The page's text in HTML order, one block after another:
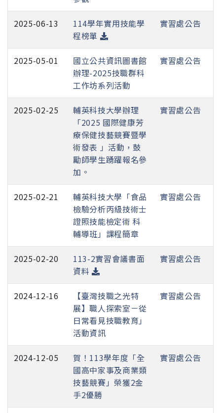
2025-06-13
114學年實用技能學
程榜單
實習處公告
2025-05-01
國立公共資訊圖書館
辦理-2025技職群科
工作坊系列活動
實習處公告
2025-02-25
輔英科技大學辦理
「2025 國際健康芳
療保健技藝競賽暨學
術發表 」活動，鼓
勵師學生踴躍報名參
加。
實習處公告
2025-02-21
輔英科技大學「食品
檢驗分析丙級技術士
證照技能檢定術 科
輔導班」課程簡章
實習處公告
2025-02-20
113-2實習會議書面
資料
實習處公告
2024-12-16
【臺灣技職之光特
展】職人探索室－從
日常看見技職教育」
活動資訊
實習處公告
2024-12-05
賀！113學年度「全
國高中家事及商業類
技藝競賽」榮獲2金
手2優勝
實習處公告